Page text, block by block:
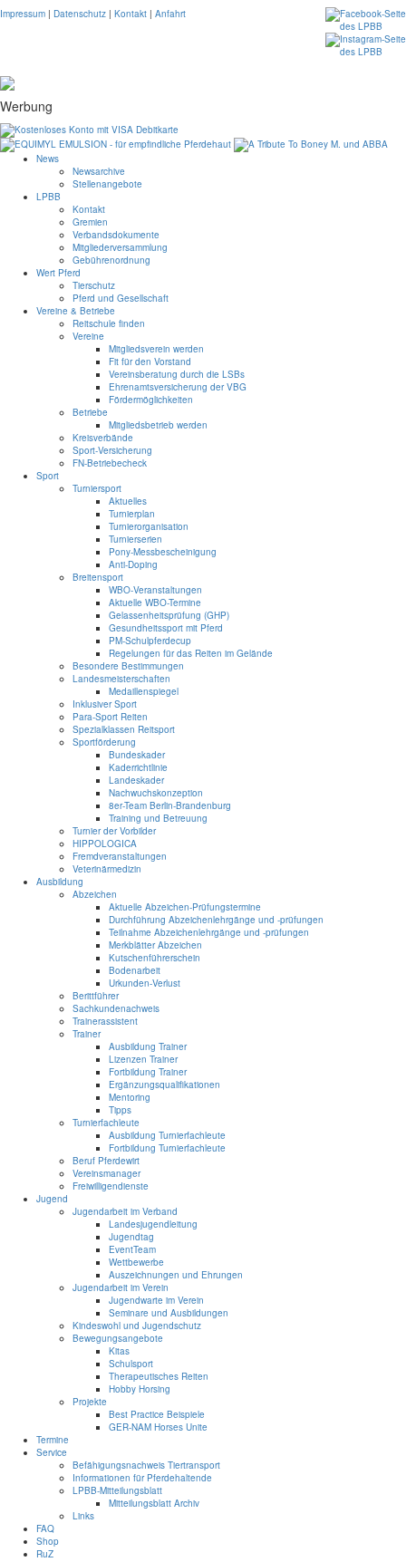
Impressum | Datenschutz | Kontakt | Anfahrt
Werbung
News
Newsarchive
Stellenangebote
LPBB
Kontakt
Gremien
Verbandsdokumente
Mitgliederversammlung
Gebührenordnung
Wert Pferd
Tierschutz
Pferd und Gesellschaft
Vereine & Betriebe
Reitschule finden
Vereine
Mitgliedsverein werden
Fit für den Vorstand
Vereinsberatung durch die LSBs
Ehrenamtsversicherung der VBG
Fördermöglichkeiten
Betriebe
Mitgliedsbetrieb werden
Kreisverbände
Sport-Versicherung
FN-Betriebecheck
Sport
Turniersport
Aktuelles
Turnierplan
Turnierorganisation
Turnierserien
Pony-Messbescheinigung
Anti-Doping
Breitensport
WBO-Veranstaltungen
Aktuelle WBO-Termine
Gelassenheitsprüfung (GHP)
Gesundheitssport mit Pferd
PM-Schulpferdecup
Regelungen für das Reiten im Gelände
Besondere Bestimmungen
Landesmeisterschaften
Medaillenspiegel
Inklusiver Sport
Para-Sport Reiten
Spezialklassen Reitsport
Sportförderung
Bundeskader
Kaderrichtlinie
Landeskader
Nachwuchskonzeption
8er-Team Berlin-Brandenburg
Training und Betreuung
Turnier der Vorbilder
HIPPOLOGICA
Fremdveranstaltungen
Veterinärmedizin
Ausbildung
Abzeichen
Aktuelle Abzeichen-Prüfungstermine
Durchführung Abzeichenlehrgänge und -prüfungen
Teilnahme Abzeichenlehrgänge und -prüfungen
Merkblätter Abzeichen
Kutschenführerschein
Bodenarbeit
Urkunden-Verlust
Berittführer
Sachkundenachweis
Trainerassistent
Trainer
Ausbildung Trainer
Lizenzen Trainer
Fortbildung Trainer
Ergänzungsqualifikationen
Mentoring
Tipps
Turnierfachleute
Ausbildung Turnierfachleute
Fortbildung Turnierfachleute
Beruf Pferdewirt
Vereinsmanager
Freiwilligendienste
Jugend
Jugendarbeit im Verband
Landesjugendleitung
Jugendtag
EventTeam
Wettbewerbe
Auszeichnungen und Ehrungen
Jugendarbeit im Verein
Jugendwarte im Verein
Seminare und Ausbildungen
Kindeswohl und Jugendschutz
Bewegungsangebote
Kitas
Schulsport
Therapeutisches Reiten
Hobby Horsing
Projekte
Best Practice Beispiele
GER-NAM Horses Unite
Termine
Service
Befähigungsnachweis Tiertransport
Informationen für Pferdehaltende
LPBB-Mitteilungsblatt
Mitteilungsblatt Archiv
Links
FAQ
Shop
RuZ